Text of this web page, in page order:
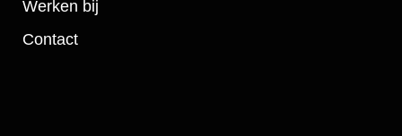
Werken bij
Contact